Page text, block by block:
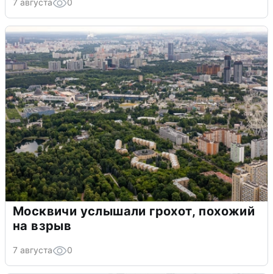
Москвичи услышали грохот, похожий
на взрыв
7 августа 0